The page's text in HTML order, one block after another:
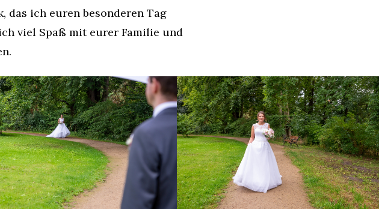
das ich euren besonderen Tag
viel Spaß mit eurer Familie und